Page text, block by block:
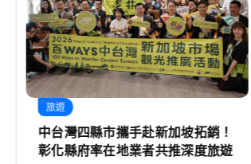
旅遊
中台灣四縣市攜手赴新加坡拓銷！
彰化縣府率在地業者共推深度旅遊